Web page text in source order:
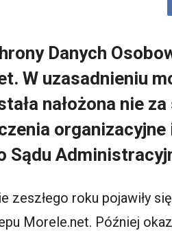
Danych
W uzasadnieniu
nałożona nie
Sądu
zeszłego roku pojawiły
Morele.net. Później